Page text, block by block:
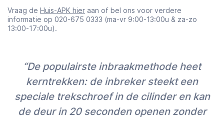
Vraag de Huis-APK hier aan of bel ons voor verdere
informatie op 020-675 0333 (ma-vr 9:00-13:00u & za-zo
13:00-17:00u).
“De populairste inbraakmethode heet
kerntrekken: de inbreker steekt een
speciale trekschroef in de cilinder en kan
de deur in 20 seconden openen zonder